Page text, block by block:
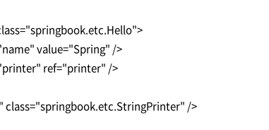
value="Spring" />
ref="printer" />
class="springbook.etc.StringPrinter" />